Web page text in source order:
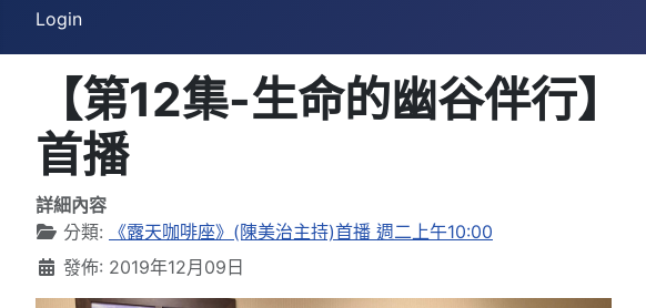
Login
【第12集-生命的幽谷伴行
首播
詳細內容
分類:
《露天咖啡座》(陳美治主持)首播 週二上午10:00
發佈: 2019年12月09日